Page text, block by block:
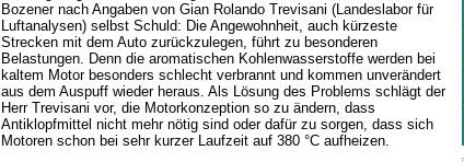
Bozener nach Angaben von Gian Rolando Trevisani (Landeslabor für
Luftanalysen) selbst Schuld: Die Angewohnheit, auch kürzeste
Strecken mit dem Auto zurückzulegen, führt zu besonderen
Belastungen. Denn die aromatischen Kohlenwasserstoffe werden bei
kaltem Motor besonders schlecht verbrannt und kommen unverändert
aus dem Auspuff wieder heraus. Als Lösung des Problems schlägt der
Herr Trevisani vor, die Motorkonzeption so zu ändern, dass
Antiklopfmittel nicht mehr nötig sind oder dafür zu sorgen, dass sich
Motoren schon bei sehr kurzer Laufzeit auf 380 °C aufheizen.